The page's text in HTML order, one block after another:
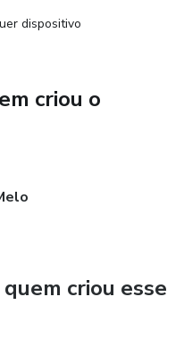
dispositivo
criou o
criou esse